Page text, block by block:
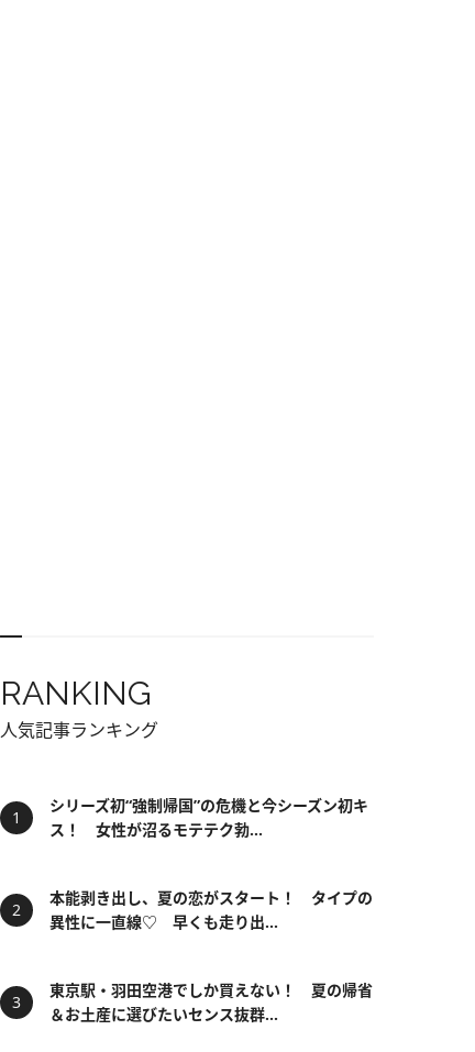
RANKING
人気記事ランキング
シリーズ初“強制帰国”の危機と今シーズン初キ
ス！ 女性が沼るモテテク勃...
本能剥き出し、夏の恋がスタート！ タイプの
異性に一直線♡ 早くも走り出...
東京駅・羽田空港でしか買えない！ 夏の帰省
＆お土産に選びたいセンス抜群...